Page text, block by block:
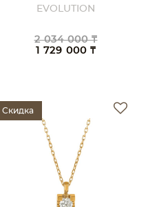
EVOLUTION
2 034 000 ₸
1 729 000 ₸
Скидка